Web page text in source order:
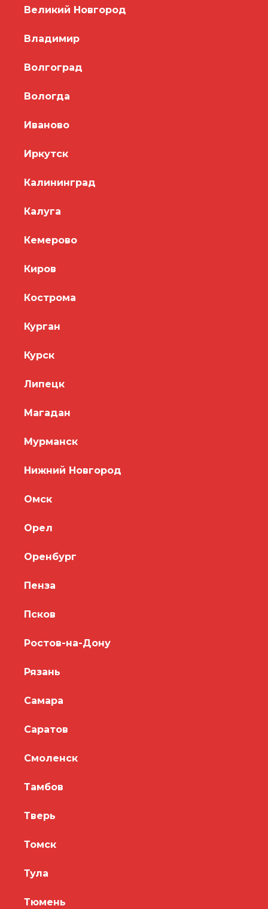
Великий Новгород
Владимир
Волгоград
Вологда
Иваново
Иркутск
Калининград
Калуга
Кемерово
Киров
Кострома
Курган
Курск
Липецк
Магадан
Мурманск
Нижний Новгород
Омск
Орел
Оренбург
Пенза
Псков
Ростов-на-Дону
Рязань
Самара
Саратов
Смоленск
Тамбов
Тверь
Томск
Тула
Тюмень